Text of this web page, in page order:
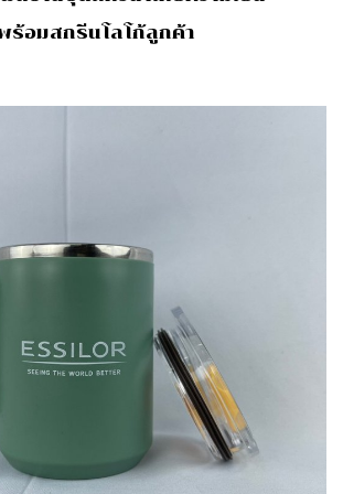
ร้อมสกรีนโลโก้ลูกค้า